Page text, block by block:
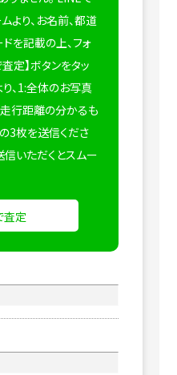
より、お名前、都道
を記載の上、フォ
定】ボタンをタッ
、1:全体のお写真
行距離の分かるも
3枚を送信くださ
いただくとスムー
査定